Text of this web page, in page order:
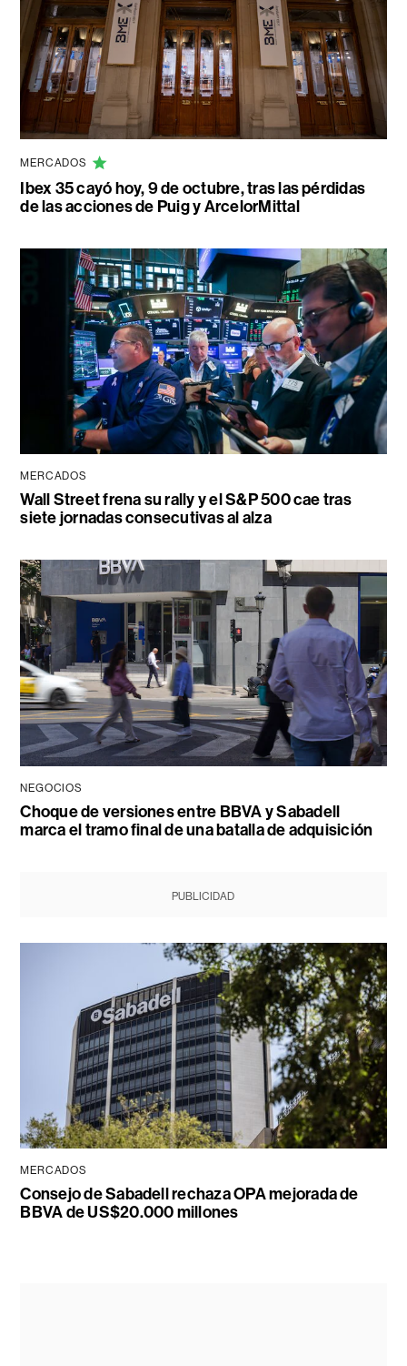
MERCADOS
Ibex 35 cayó hoy, 9 de octubre, tras las pérdidas
de las acciones de Puig y ArcelorMittal
MERCADOS
Wall Street frena su rally y el S&P 500 cae tras
siete jornadas consecutivas al alza
NEGOCIOS
Choque de versiones entre BBVA y Sabadell
marca el tramo final de una batalla de adquisición
PUBLICIDAD
MERCADOS
Consejo de Sabadell rechaza OPA mejorada de
BBVA de US$20.000 millones